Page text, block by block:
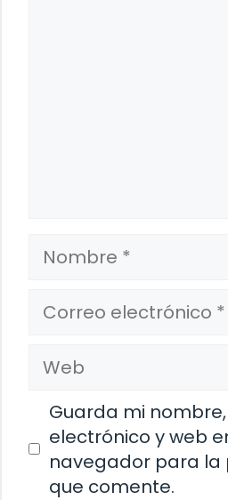
Nombre
Correo
electrónico
Web
Guarda mi
electrónico y web
navegador para la
que comente.